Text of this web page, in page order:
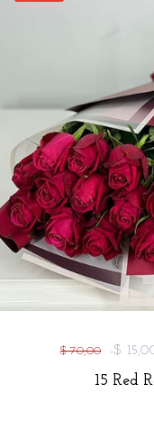
$ 70,00 -$
15 Red